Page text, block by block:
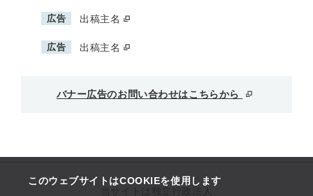
このウェブサイトはCOOKIEを使用します
広告 出稿主名
広告 出稿主名
バナー広告のお問い合わせはこちらから